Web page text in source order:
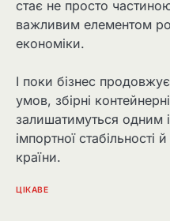
стає не просто
важливим елементом
економіки.
І поки бізнес
умов, збірні
залишатимуться одним
імпортної стабільності
країни.
ЦІКАВЕ